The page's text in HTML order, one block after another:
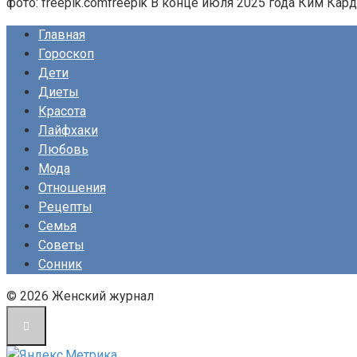
Главная
Гороскоп
Дети
Диеты
Красота
Лайфхаки
Любовь
Мода
Отношения
Рецепты
Семья
Советы
Сонник
© 2026 Женский журнал